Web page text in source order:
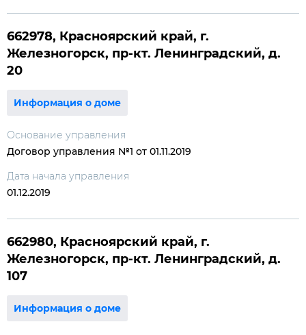
662978, Красноярский край, г.
Железногорск, пр-кт. Ленинградский, д.
20
Информация о доме
Основание управления
Договор управления №1 от 01.11.2019
Дата начала управления
01.12.2019
662980, Красноярский край, г.
Железногорск, пр-кт. Ленинградский, д.
107
Информация о доме